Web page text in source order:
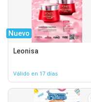
Nuevo
Leonisa
Válido en 17 días